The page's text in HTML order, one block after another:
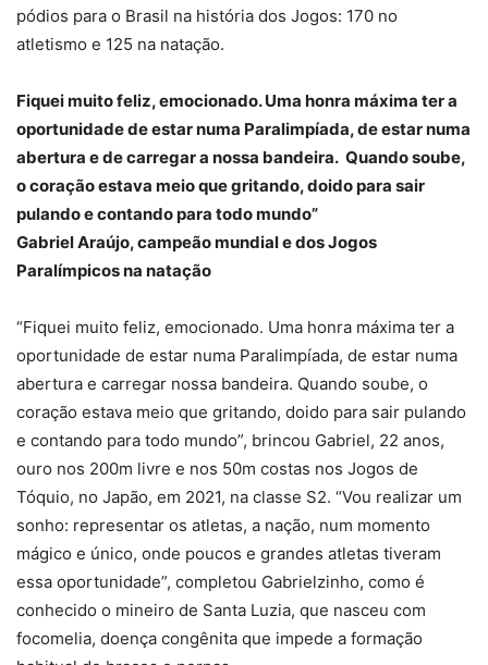
pódios para o Brasil na história dos Jogos: 170 no
atletismo e 125 na natação.
Fiquei muito feliz, emocionado. Uma honra máxima ter a
oportunidade de estar numa Paralimpíada, de estar numa
abertura e de carregar a nossa bandeira. Quando soube,
o coração estava meio que gritando, doido para sair
pulando e contando para todo mundo”
Gabriel Araújo, campeão mundial e dos Jogos
Paralímpicos na natação
“Fiquei muito feliz, emocionado. Uma honra máxima ter a
oportunidade de estar numa Paralimpíada, de estar numa
abertura e carregar nossa bandeira. Quando soube, o
coração estava meio que gritando, doido para sair pulando
e contando para todo mundo”, brincou Gabriel, 22 anos,
ouro nos 200m livre e nos 50m costas nos Jogos de
Tóquio, no Japão, em 2021, na classe S2. “Vou realizar um
sonho: representar os atletas, a nação, num momento
mágico e único, onde poucos e grandes atletas tiveram
essa oportunidade”, completou Gabrielzinho, como é
conhecido o mineiro de Santa Luzia, que nasceu com
focomelia, doença congênita que impede a formação